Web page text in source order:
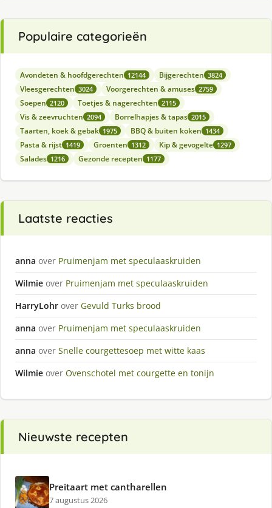
Populaire categorieën
Avondeten & hoofdgerechten 12144 Bijgerechten 3824
Vleesgerechten 3024 Voorgerechten & amuses 2759
Soepen 2120 Toetjes & nagerechten 2115
Vis & zeevruchten 2094 Borrelhapjes & tapas 2015
Taarten, koek & gebak 1975 BBQ & buiten koken 1434
Pasta & rijst 1419 Groenten 1312 Kip & gevogelte 1297
Salades 1216 Gezonde recepten 1177
Laatste reacties
anna over Pruimenjam met speculaaskruiden
Wilmie over Pruimenjam met speculaaskruiden
HarryLohr over Gevuld Turks brood
anna over Pruimenjam met speculaaskruiden
anna over Snelle courgettesoep met witte kaas
Wilmie over Ovenschotel met courgette en tonijn
Nieuwste recepten
Preitaart met cantharellen
7 augustus 2026